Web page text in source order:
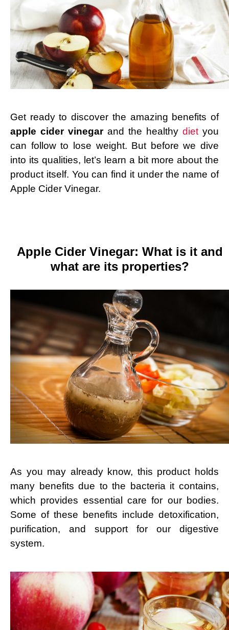
Get ready to discover the amazing benefits of
apple cider vinegarand the healthy dietyou
can follow to lose weight. But before we dive
into its qualities, let’s learn a bit more about the
product itself. You can find it under the name of
Apple Cider Vinegar.
Apple Cider Vinegar: What is it and
what are its properties?
As you may already know, this product holds
many benefits due to the bacteria it contains,
which provides essential care for our bodies.
Some of these benefits include detoxification,
purification, and support for our digestive
system.